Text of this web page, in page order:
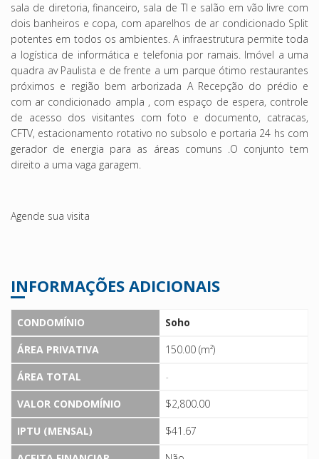
sala de diretoria, financeiro, sala de TI e salão em vão livre com
dois banheiros e copa, com aparelhos de ar condicionado Split
potentes em todos os ambientes. A infraestrutura permite toda
a logística de informática e telefonia por ramais. Imóvel a uma
quadra av Paulista e de frente a um parque ótimo restaurantes
próximos e região bem arborizada A Recepção do prédio e
com ar condicionado ampla , com espaço de espera, controle
de acesso dos visitantes com foto e documento, catracas,
CFTV, estacionamento rotativo no subsolo e portaria 24 hs com
gerador de energia para as áreas comuns .O conjunto tem
direito a uma vaga garagem.
Agende sua visita
INFORMAÇÕES ADICIONAIS
CONDOMÍNIO
Soho
ÁREA PRIVATIVA
150.00 (m²)
ÁREA TOTAL
-
VALOR CONDOMÍNIO
$2,800.00
IPTU (MENSAL)
$41.67